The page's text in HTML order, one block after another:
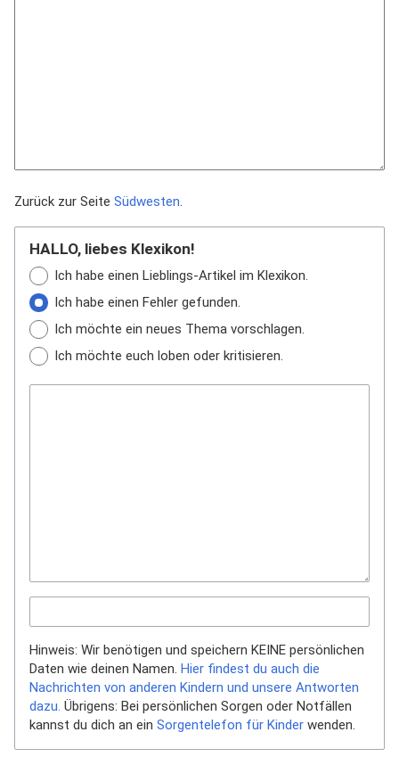
Zurück zur Seite Südwesten.
HALLO, liebes Klexikon!
Ich habe einen Lieblings-Artikel im Klexikon.
Ich habe einen Fehler gefunden.
Ich möchte ein neues Thema vorschlagen.
Ich möchte euch loben oder kritisieren.
Hinweis: Wir benötigen und speichern KEINE persönlichen
Daten wie deinen Namen. Hier findest du auch die
Nachrichten von anderen Kindern und unsere Antworten
dazu. Übrigens: Bei persönlichen Sorgen oder Notfällen
kannst du dich an ein Sorgentelefon für Kinder wenden.